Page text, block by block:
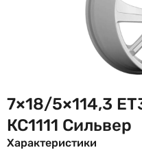
7×18/5×114,3
КС1111 Сильвер
Характеристики